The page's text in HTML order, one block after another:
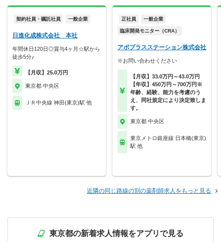
契約社員・嘱託社員 一般企業
日進化成株式会社 本社
年間休日120日◎賞与4ヶ月☆駅から
徒歩5分♪
【月収】25.0万円
東京都 中央区
ＪＲ中央線 神田(東京)駅 他
正社員 一般企業
臨床開発モニター（CRA）
アポプラスステーション株式会社
※お問い合わせください
【月収】33.0万円～43.0万円
【年収】450万円～700万円※
年齢、経験、能力を考慮のう
え、同社規定により決定致しま
す。
東京都 中央区
東京メトロ銀座線 日本橋(東京)
駅 他
近隣の同じ路線の別の薬剤師求人をもっと見る
東京都の新着求人情報をアプリで見る